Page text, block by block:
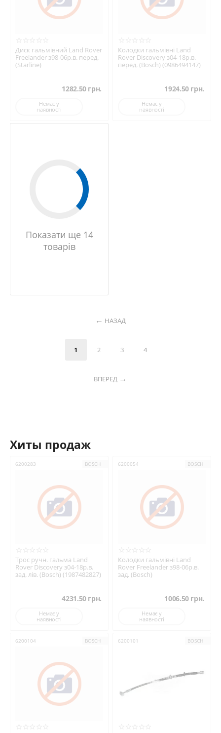
Диск гальмівний Land Rover
Freelander з98-06р.в. перед.
(Starline)
1282.50 грн.
Немає у
наявності
Колодки гальмівні Land
Rover Discovery з04-18р.в.
перед. (Bosch) (0986494147)
1924.50 грн.
Немає у
наявності
Показати ще 14
товарів
НАЗАД
1 2 3 4
ВПЕРЕД
Хиты продаж
6200283 BOSCH
Трос ручн. гальма Land
Rover Discovery з04-18р.в.
зад. лів. (Bosch) (1987482827)
4231.50 грн.
Немає у
наявності
6200054 BOSCH
Колодки гальмівні Land
Rover Freelander з98-06р.в.
зад. (Bosch)
1006.50 грн.
Немає у
наявності
6200104 BOSCH 6200101 BOSCH